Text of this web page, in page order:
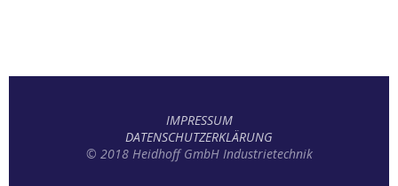
IMPRESSUM
DATENSCHUTZERKLÄRUNG
© 2018 Heidhoff GmbH Industrietechnik